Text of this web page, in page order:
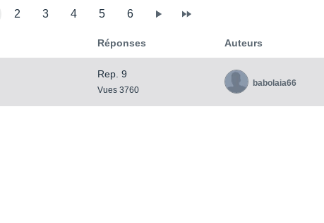
2 3 4 5 6
Réponses Auteurs
Rep. 9
Vues 3760
babolaia66